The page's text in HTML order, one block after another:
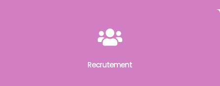
Recrutement